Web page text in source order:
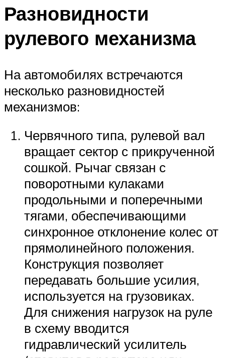
Разновидности
рулевого механизма
На автомобилях встречаются
несколько разновидностей
механизмов:
Червячного типа, рулевой вал
вращает сектор с прикрученной
сошкой. Рычаг связан с
поворотными кулаками
продольными и поперечными
тягами, обеспечивающими
синхронное отклонение колес от
прямолинейного положения.
Конструкция позволяет
передавать большие усилия,
используется на грузовиках.
Для снижения нагрузок на руле
в схему вводится
гидравлический усилитель